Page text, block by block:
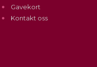
Gavekort
Kontakt oss